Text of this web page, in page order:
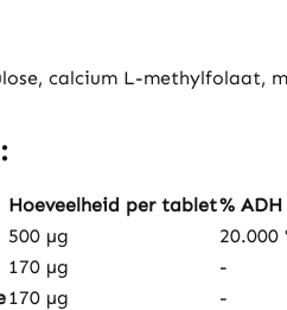
calcium L-methylfolaat,
Hoeveelheid per tablet% ADH
500 µg
20.000
170 µg
-
170 µg
-